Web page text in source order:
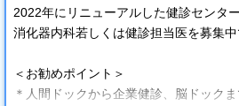
2022年にリニューアルした健診センター
消化器内科若しくは健診担当医を募集中
＜お勧めポイント＞
＊人間ドックから企業健診、脳ドック